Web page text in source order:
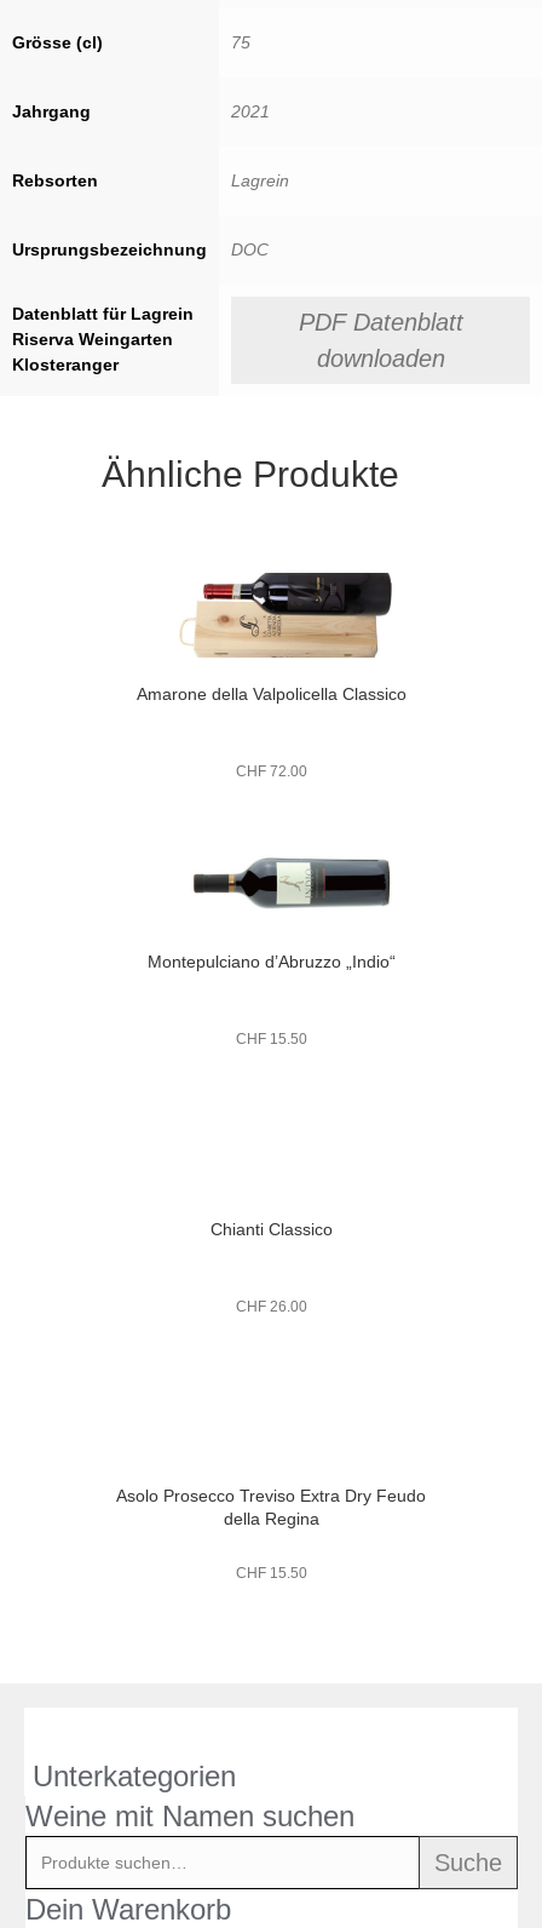
Grösse (cl) 75
Jahrgang 2021
Rebsorten Lagrein
Ursprungsbezeichnung DOC
Datenblatt für Lagrein
Riserva Weingarten
Klosteranger
PDF Datenblatt
downloaden
Ähnliche Produkte
Amarone della Valpolicella Classico
CHF72.00
Montepulciano d’Abruzzo „Indio“
CHF15.50
Chianti Classico
CHF26.00
Asolo Prosecco Treviso Extra Dry Feudo
della Regina
CHF15.50
Unterkategorien
Weine mit Namen suchen
nach:
Suche
Dein Warenkorb